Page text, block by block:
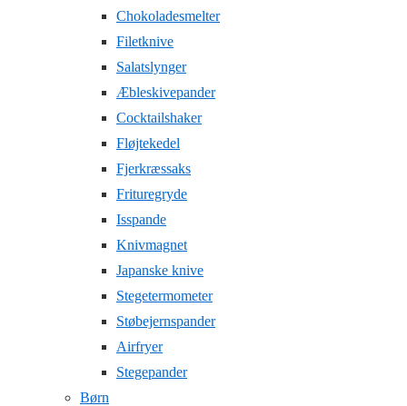
Chokoladesmelter
Filetknive
Salatslynger
Æbleskivepander
Cocktailshaker
Fløjtekedel
Fjerkræssaks
Frituregryde
Isspande
Knivmagnet
Japanske knive
Stegetermometer
Støbejernspander
Airfryer
Stegepander
Børn